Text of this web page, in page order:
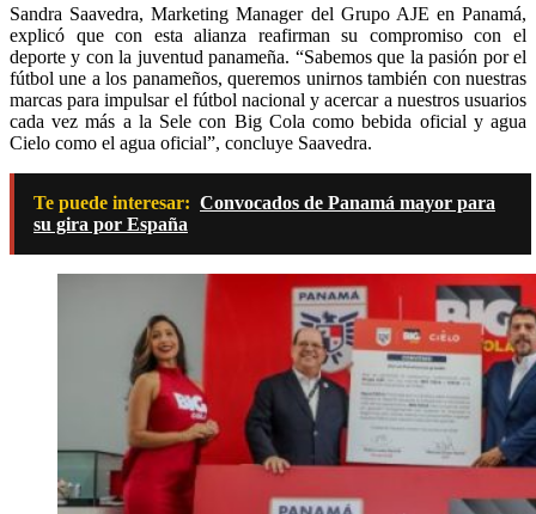
Sandra Saavedra, Marketing Manager del Grupo AJE en Panamá,
explicó que con esta alianza reafirman su compromiso con el
deporte y con la juventud panameña. “Sabemos que la pasión por el
fútbol une a los panameños, queremos unirnos también con nuestras
marcas para impulsar el fútbol nacional y acercar a nuestros usuarios
cada vez más a la Sele con Big Cola como bebida oficial y agua
Cielo como el agua oficial”, concluye Saavedra.
Te puede interesar: Convocados de Panamá mayor para
su gira por España